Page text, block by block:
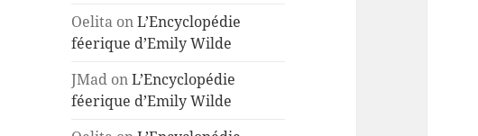
Oelita onL’Encyclopédie
féerique d’Emily Wilde
JMad onL’Encyclopédie
féerique d’Emily Wilde